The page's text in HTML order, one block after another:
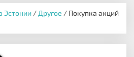
Эстонии / Другое / Покупка акций